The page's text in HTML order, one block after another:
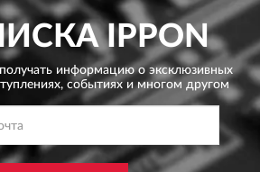
IPPON
информацию о эксклюзивных
событиях и многом другом